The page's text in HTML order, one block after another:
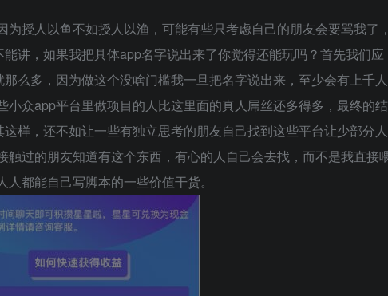
授人以鱼不如授人以渔，可能有些只考虑自己的朋友会要骂我了
讲，如果我把具体app名字说出来了你觉得还能玩吗？首先我们应
么多，因为做这个没啥门槛我一旦把名字说出来，至少会有上千人
众app平台里做项目的人比这里面的真人屌丝还多得多，最终的结
样，还不如让一些有独立思考的朋友自己找到这些平台让少部分人
触过的朋友知道有这个东西，有心的人自己会去找，而不是我直接
都能自己写脚本的一些价值干货。